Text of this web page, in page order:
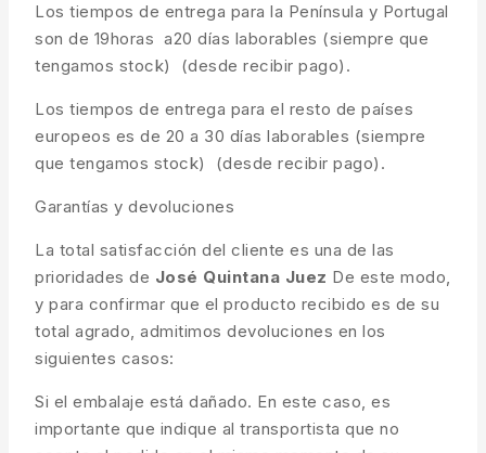
Los tiempos de entrega para la Península y Portugal
son de 19horas a20 días laborables (siempre que
tengamos stock) (desde recibir pago).
Los tiempos de entrega para el resto de países
europeos es de 20 a 30 días laborables (siempre
que tengamos stock) (desde recibir pago).
Garantías y devoluciones
La total satisfacción del cliente es una de las
prioridades de José Quintana Juez De este modo,
y para confirmar que el producto recibido es de su
total agrado, admitimos devoluciones en los
siguientes casos:
Si el embalaje está dañado. En este caso, es
importante que indique al transportista que no